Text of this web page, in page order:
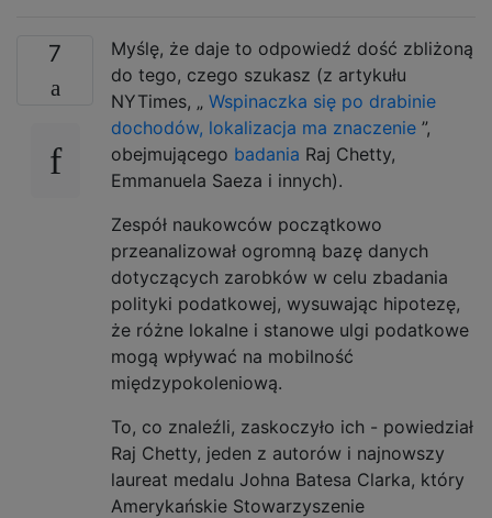
7
Myślę, że daje to odpowiedź dość zbliżoną
do tego, czego szukasz (z artykułu
NYTimes, „ Wspinaczka się po drabinie
dochodów, lokalizacja ma znaczenie ”,
obejmującego badania Raj Chetty,
Emmanuela Saeza i innych).
Zespół naukowców początkowo
przeanalizował ogromną bazę danych
dotyczących zarobków w celu zbadania
polityki podatkowej, wysuwając hipotezę,
że różne lokalne i stanowe ulgi podatkowe
mogą wpływać na mobilność
międzypokoleniową.
To, co znaleźli, zaskoczyło ich - powiedział
Raj Chetty, jeden z autorów i najnowszy
laureat medalu Johna Batesa Clarka, który
Amerykańskie Stowarzyszenie